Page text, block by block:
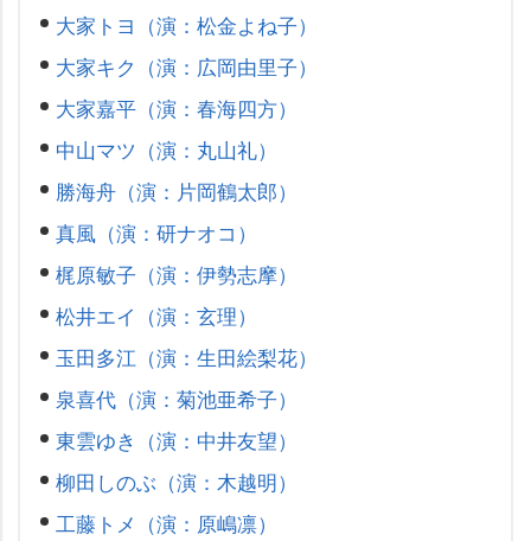
大家トヨ（演：松金よね子）
大家キク（演：広岡由里子）
大家嘉平（演：春海四方）
中山マツ（演：丸山礼）
勝海舟（演：片岡鶴太郎）
真風（演：研ナオコ）
梶原敏子（演：伊勢志摩）
松井エイ（演：玄理）
玉田多江（演：生田絵梨花）
泉喜代（演：菊池亜希子）
東雲ゆき（演：中井友望）
柳田しのぶ（演：木越明）
工藤トメ（演：原嶋凛）